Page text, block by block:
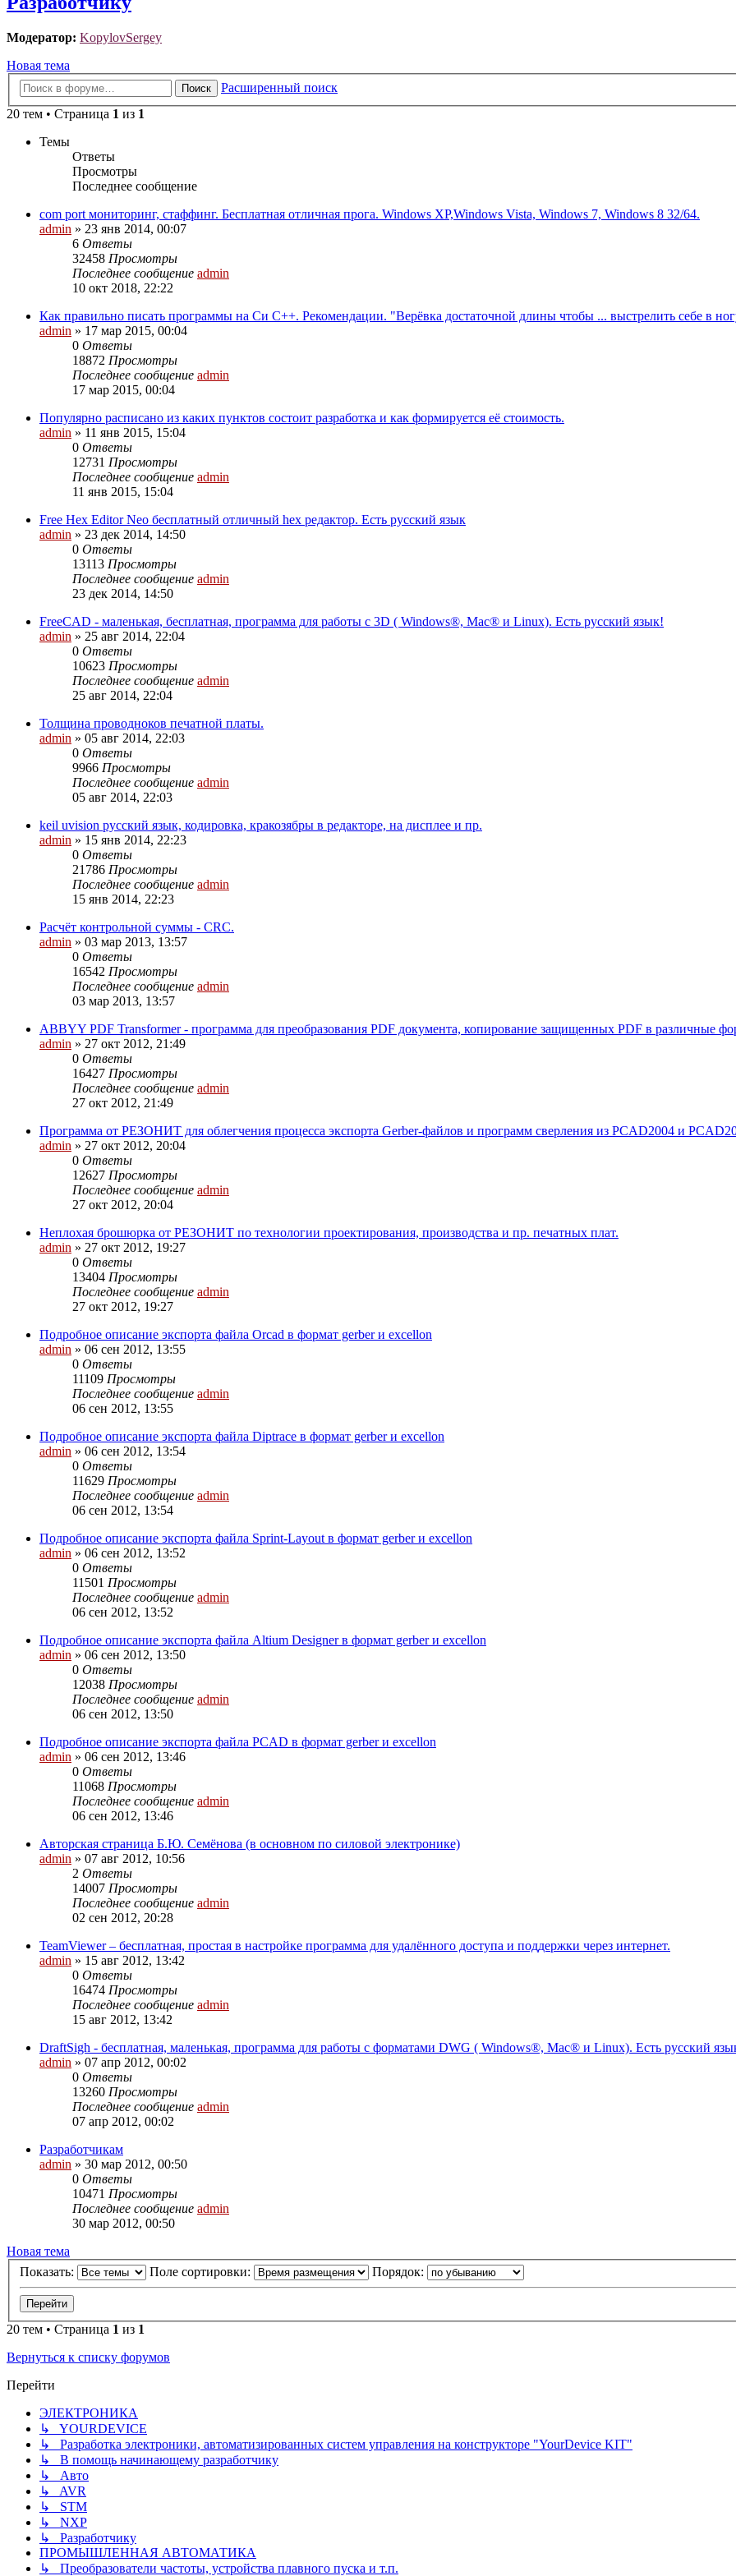
Модератор: KopylovSergey
Новая тема
Поиск
Расширенный поиск
20 тем • Страница 1 из 1
Темы
Ответы
Просмотры
Последнее сообщение
com port мониторинг, стаффинг. Бесплатная отличная прога. Windows XP,Windows Vista, Windows 7, Windows 8 32/64.
admin » 23 янв 2014, 00:07
6 Ответы
32458 Просмотры
Последнее сообщение admin
10 окт 2018, 22:22
Как правильно писать программы на Си С++. Рекомендации. "Верёвка достаточной длины чтобы ... выстрелить себе в
admin » 17 мар 2015, 00:04
0 Ответы
18872 Просмотры
Последнее сообщение admin
17 мар 2015, 00:04
Популярно расписано из каких пунктов состоит разработка и как формируется её стоимость.
admin » 11 янв 2015, 15:04
0 Ответы
12731 Просмотры
Последнее сообщение admin
11 янв 2015, 15:04
Free Hex Editor Neo бесплатный отличный hex редактор. Есть русский язык
admin » 23 дек 2014, 14:50
0 Ответы
13113 Просмотры
Последнее сообщение admin
23 дек 2014, 14:50
FreeCAD - маленькая, бесплатная, программа для работы с 3D ( Windows®, Mac® и Linux). Есть русский язык!
admin » 25 авг 2014, 22:04
0 Ответы
10623 Просмотры
Последнее сообщение admin
25 авг 2014, 22:04
Толщина проводноков печатной платы.
admin » 05 авг 2014, 22:03
0 Ответы
9966 Просмотры
Последнее сообщение admin
05 авг 2014, 22:03
keil uvision русский язык, кодировка, кракозябры в редакторе, на дисплее и пр.
admin » 15 янв 2014, 22:23
0 Ответы
21786 Просмотры
Последнее сообщение admin
15 янв 2014, 22:23
Расчёт контрольной суммы - CRC.
admin » 03 мар 2013, 13:57
0 Ответы
16542 Просмотры
Последнее сообщение admin
03 мар 2013, 13:57
ABBYY PDF Transformer - программа для преобразования PDF документа, копирование защищенных PDF в различные
admin » 27 окт 2012, 21:49
0 Ответы
16427 Просмотры
Последнее сообщение admin
27 окт 2012, 21:49
Программа от РЕЗОНИТ для облегчения процесса экспорта Gerber-файлов и программ сверления из PCAD2004 и
admin » 27 окт 2012, 20:04
0 Ответы
12627 Просмотры
Последнее сообщение admin
27 окт 2012, 20:04
Неплохая брошюрка от РЕЗОНИТ по технологии проектирования, производства и пр. печатных плат.
admin » 27 окт 2012, 19:27
0 Ответы
13404 Просмотры
Последнее сообщение admin
27 окт 2012, 19:27
Подробное описание экспорта файла Orcad в формат gerber и excellon
admin » 06 сен 2012, 13:55
0 Ответы
11109 Просмотры
Последнее сообщение admin
06 сен 2012, 13:55
Подробное описание экспорта файла Diptrace в формат gerber и excellon
admin » 06 сен 2012, 13:54
0 Ответы
11629 Просмотры
Последнее сообщение admin
06 сен 2012, 13:54
Подробное описание экспорта файла Sprint-Layout в формат gerber и excellon
admin » 06 сен 2012, 13:52
0 Ответы
11501 Просмотры
Последнее сообщение admin
06 сен 2012, 13:52
Подробное описание экспорта файла Altium Designer в формат gerber и excellon
admin » 06 сен 2012, 13:50
0 Ответы
12038 Просмотры
Последнее сообщение admin
06 сен 2012, 13:50
Подробное описание экспорта файла PCAD в формат gerber и excellon
admin » 06 сен 2012, 13:46
0 Ответы
11068 Просмотры
Последнее сообщение admin
06 сен 2012, 13:46
Авторская страница Б.Ю. Семёнова (в основном по силовой электронике)
admin » 07 авг 2012, 10:56
2 Ответы
14007 Просмотры
Последнее сообщение admin
02 сен 2012, 20:28
TeamViewer – бесплатная, простая в настройке программа для удалённого доступа и поддержки через интернет.
admin » 15 авг 2012, 13:42
0 Ответы
16474 Просмотры
Последнее сообщение admin
15 авг 2012, 13:42
DraftSigh - бесплатная, маленькая, программа для работы с форматами DWG ( Windows®, Mac® и Linux). Есть русский
admin » 07 апр 2012, 00:02
0 Ответы
13260 Просмотры
Последнее сообщение admin
07 апр 2012, 00:02
Разработчикам
admin » 30 мар 2012, 00:50
0 Ответы
10471 Просмотры
Последнее сообщение admin
30 мар 2012, 00:50
Новая тема
Показать:
Поле сортировки: Порядок:
20 тем • Страница 1 из 1
Вернуться к списку форумов
Перейти
ЭЛЕКТРОНИКА
↳ YOURDEVICE
↳ Разработка электроники, автоматизированных систем управления на конструкторе "YourDevice KIT"
↳ В помощь начинающему разработчику
↳ Авто
↳ AVR
↳ STM
↳ NXP
↳ Разработчику
ПРОМЫШЛЕННАЯ АВТОМАТИКА
↳ Преобразователи частоты, устройства плавного пуска и т.п.